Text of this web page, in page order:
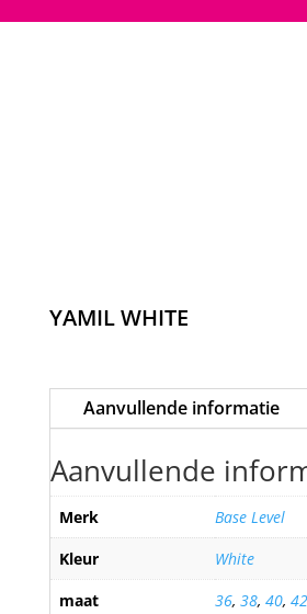
YAMIL WHITE
Aanvullende informatie
Aanvullende
Merk
Base Level
Kleur
White
maat
36, 38, 40, 42